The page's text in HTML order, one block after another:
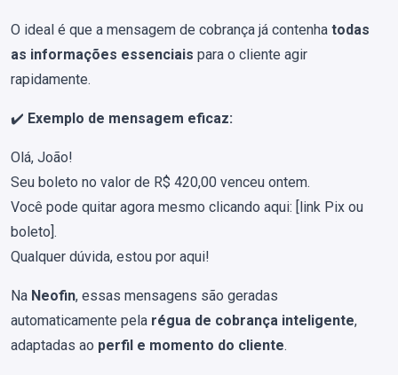
O ideal é que a mensagem de cobrança já contenha todas
as informações essenciais para o cliente agir
rapidamente.
✔️ Exemplo de mensagem eficaz:
Olá, João!
Seu boleto no valor de R$ 420,00 venceu ontem.
Você pode quitar agora mesmo clicando aqui: [link Pix ou
boleto].
Qualquer dúvida, estou por aqui!
Na Neofin, essas mensagens são geradas
automaticamente pela régua de cobrança inteligente,
adaptadas ao perfil e momento do cliente.